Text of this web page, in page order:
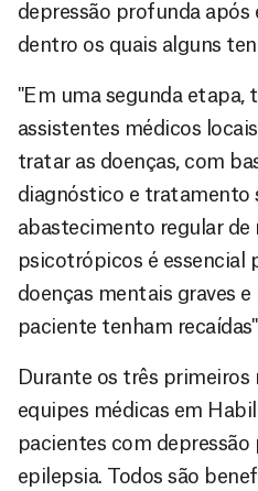
depressão profunda após
dentro os quais alguns
"Em uma segunda etapa,
assistentes médicos
tratar as doenças, com
diagnóstico e tratamento
abastecimento regular de
psicotrópicos é essencial
doenças mentais graves
paciente tenham recaídas".
Durante os três primeiros
equipes médicas em
pacientes com
epilepsia. Todos são